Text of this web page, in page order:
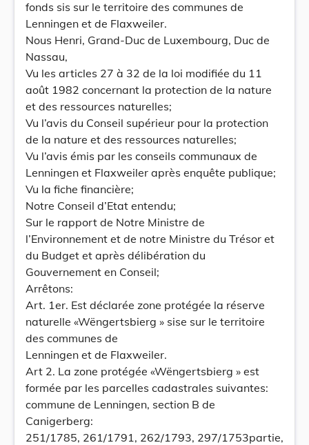
fonds sis sur le territoire des communes de
Lenningen et de Flaxweiler.
Nous Henri, Grand-Duc de Luxembourg, Duc de
Nassau,
Vu les articles 27 à 32 de la loi modifiée du 11
août 1982 concernant la protection de la nature
et des ressources naturelles;
Vu l’avis du Conseil supérieur pour la protection
de la nature et des ressources naturelles;
Vu l’avis émis par les conseils communaux de
Lenningen et Flaxweiler après enquête publique;
Vu la fiche financière;
Notre Conseil d’Etat entendu;
Sur le rapport de Notre Ministre de
l’Environnement et de notre Ministre du Trésor et
du Budget et après délibération du
Gouvernement en Conseil;
Arrêtons:
Art. 1er. Est déclarée zone protégée la réserve
naturelle «Wëngertsbierg » sise sur le territoire
des communes de
Lenningen et de Flaxweiler.
Art 2. La zone protégée «Wëngertsbierg » est
formée par les parcelles cadastrales suivantes:
commune de Lenningen, section B de
Canigerberg:
251/1785, 261/1791, 262/1793, 297/1753partie,